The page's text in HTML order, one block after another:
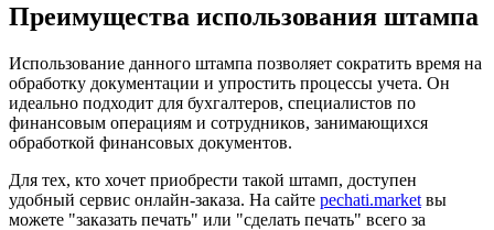
Преимущества использования штампа
Использование данного штампа позволяет сократить время на
обработку документации и упростить процессы учета. Он
идеально подходит для бухгалтеров, специалистов по
финансовым операциям и сотрудников, занимающихся
обработкой финансовых документов.
Для тех, кто хочет приобрести такой штамп, доступен
удобный сервис онлайн-заказа. На сайте pechati.market вы
можете "заказать печать" или "сделать печать" всего за